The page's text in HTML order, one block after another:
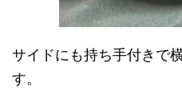
サイドにも持ち手付きで
す。